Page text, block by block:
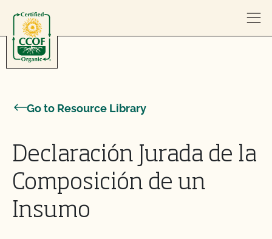
Go to Resource Library
Declaración Jurada de la
Composición de un
Insumo